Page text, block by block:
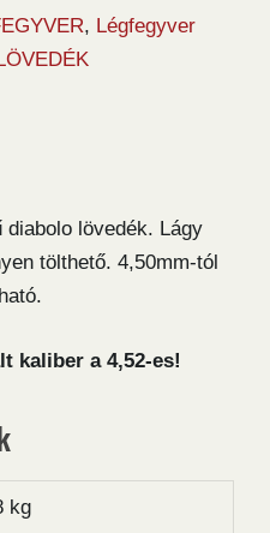
, Légfegyver
LÖVEDÉK
lövedék. Lágy
tölthető. 4,50mm-tól
kaliber a 4,52-es!
kg